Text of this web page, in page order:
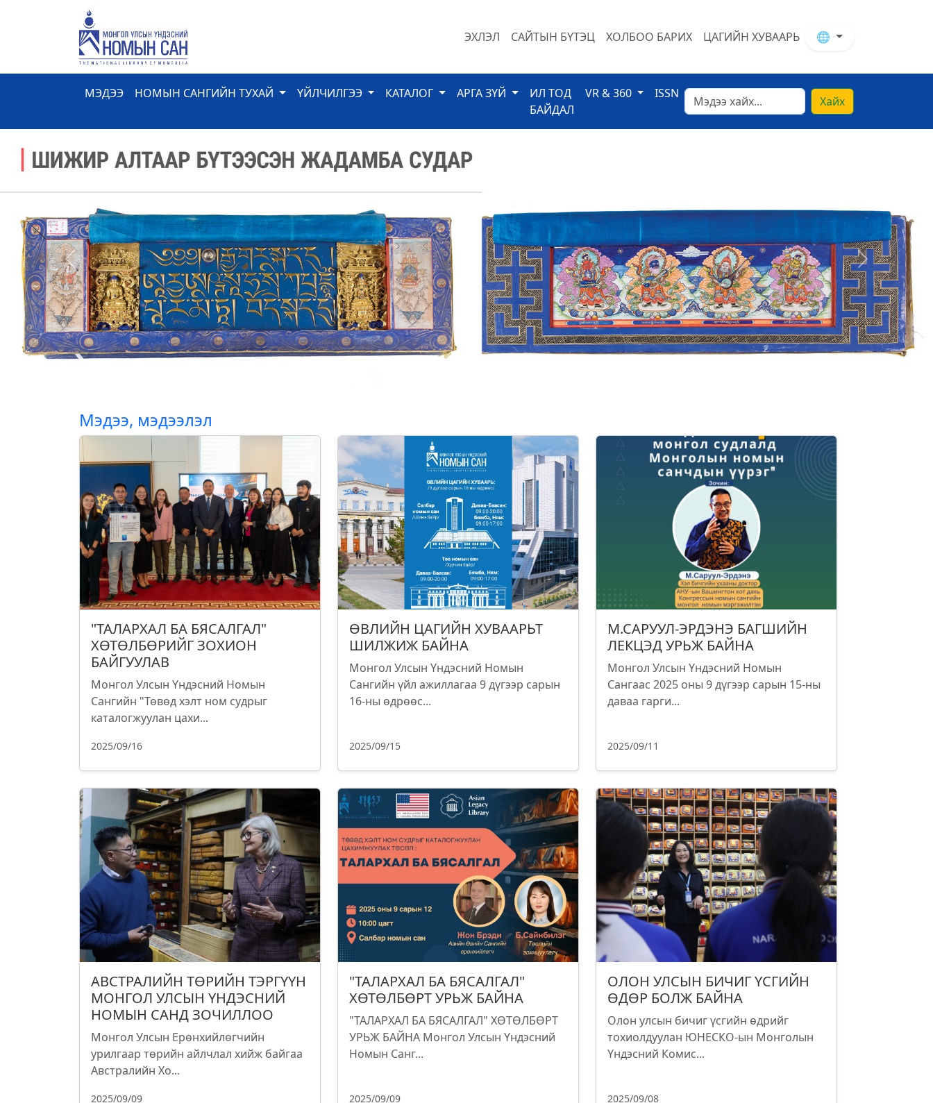
ЭХЛЭЛ САЙТЫН БҮТЭЦ ХОЛБОО БАРИХ ЦАГИЙН ХУВААРЬ 🌐
МЭДЭЭ НОМЫН САНГИЙН ТУХАЙ ҮЙЛЧИЛГЭЭ КАТАЛОГ АРГА ЗҮЙ
ИЛ ТОД
БАЙДАЛ
VR & 360 ISSN
Хайх
Previous Next
Мэдээ, мэдээлэл
"ТАЛАРХАЛ БА БЯСАЛГАЛ"
ХӨТӨЛБӨРИЙГ ЗОХИОН
БАЙГУУЛАВ
Монгол Улсын Үндэсний Номын
Сангийн "Төвөд хэлт ном судрыг
каталогжуулан цахи...
2025/09/16
ӨВЛИЙН ЦАГИЙН ХУВААРЬТ
ШИЛЖИЖ БАЙНА
Монгол Улсын Үндэсний Номын
Сангийн үйл ажиллагаа 9 дүгээр сарын
16-ны өдрөөс...
2025/09/15
М.САРУУЛ-ЭРДЭНЭ БАГШИЙН
ЛЕКЦЭД УРЬЖ БАЙНА
Монгол Улсын Үндэсний Номын
Сангаас 2025 оны 9 дүгээр сарын 15-ны
даваа гарги...
2025/09/11
АВСТРАЛИЙН ТӨРИЙН ТЭРГҮҮН
МОНГОЛ УЛСЫН ҮНДЭСНИЙ
НОМЫН САНД ЗОЧИЛЛОО
Монгол Улсын Ерөнхийлөгчийн
урилгаар төрийн айлчлал хийж байгаа
Австралийн Хо...
2025/09/09
"ТАЛАРХАЛ БА БЯСАЛГАЛ"
ХӨТӨЛБӨРТ УРЬЖ БАЙНА
"ТАЛАРХАЛ БА БЯСАЛГАЛ" ХӨТӨЛБӨРТ
УРЬЖ БАЙНА Монгол Улсын Үндэсний
Номын Санг...
2025/09/09
ОЛОН УЛСЫН БИЧИГ ҮСГИЙН
ӨДӨР БОЛЖ БАЙНА
Олон улсын бичиг үсгийн өдрийг
тохиолдуулан ЮНЕСКО-ын Монголын
Үндэсний Комис...
2025/09/08